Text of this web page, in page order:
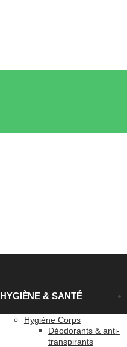
HYGIÈNE & SANTÉ
Hygiène Corps
Déodorants & anti-
transpirants